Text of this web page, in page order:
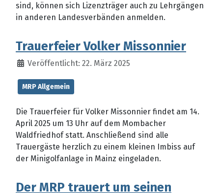
sind, können sich Lizenzträger auch zu Lehrgängen
in anderen Landesverbänden anmelden.
Trauerfeier Volker Missonnier
Veröffentlicht: 22. März 2025
MRP Allgemein
Die Trauerfeier für Volker Missonnier findet am 14.
April 2025 um 13 Uhr auf dem Mombacher
Waldfriedhof statt. Anschließend sind alle
Trauergäste herzlich zu einem kleinen Imbiss auf
der Minigolfanlage in Mainz eingeladen.
Der MRP trauert um seinen